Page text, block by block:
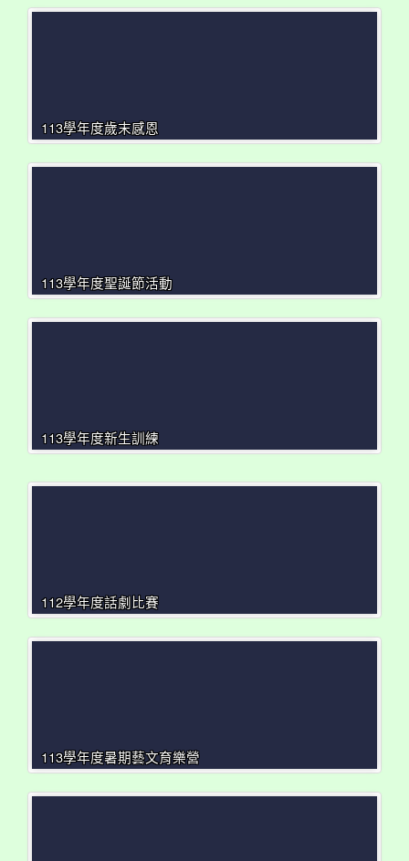
113學年度歲末感恩
113學年度聖誕節活動
113學年度新生訓練
112學年度話劇比賽
113學年度暑期藝文育樂營